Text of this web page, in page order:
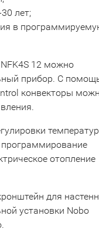
лет;
в
12 можно
прибор. С
конвекторы
отопление
для
установки Nobo